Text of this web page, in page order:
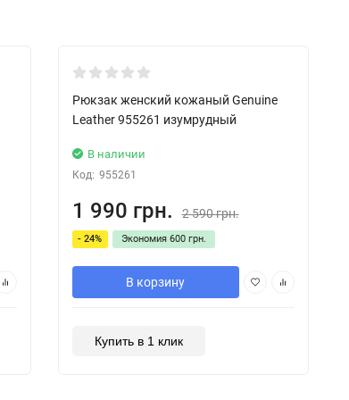
Скидка!
Рюкзак женский кожаный Genuine
Leather 955261 изумрудный
В наличии
Код: 955261
1 990 грн. 2 590 грн.
- 24% Экономия 600 грн.
В корзину
Купить в 1 клик